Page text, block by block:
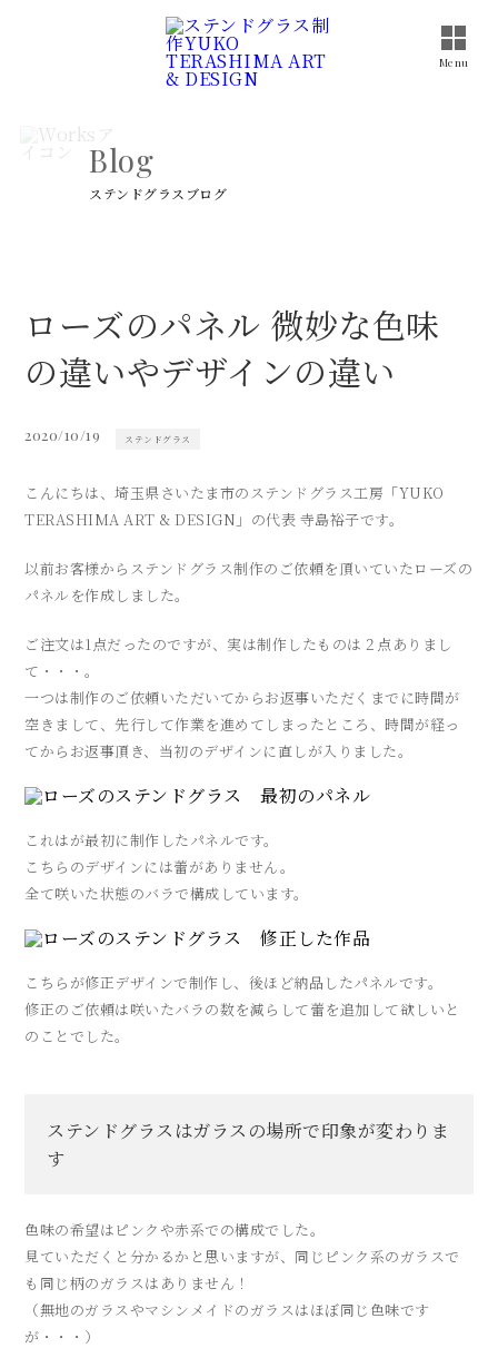
Menu
Blog
ステンドグラスブログ
ローズのパネル 微妙な色味
の違いやデザインの違い
2020/10/19 ステンドグラス
こんにちは、埼玉県さいたま市のステンドグラス工房「YUKO
TERASHIMA ART & DESIGN」の代表 寺島裕子です。
以前お客様からステンドグラス制作のご依頼を頂いていたローズの
パネルを作成しました。
ご注文は1点だったのですが、実は制作したものは２点ありまし
て・・・。
一つは制作のご依頼いただいてからお返事いただくまでに時間が
空きまして、先行して作業を進めてしまったところ、時間が経っ
てからお返事頂き、当初のデザインに直しが入りました。
これはが最初に制作したパネルです。
こちらのデザインには蕾がありません。
全て咲いた状態のバラで構成しています。
こちらが修正デザインで制作し、後ほど納品したパネルです。
修正のご依頼は咲いたバラの数を減らして蕾を追加して欲しいと
のことでした。
ステンドグラスはガラスの場所で印象が変わりま
す
色味の希望はピンクや赤系での構成でした。
見ていただくと分かるかと思いますが、同じピンク系のガラスで
も同じ柄のガラスはありません！
（無地のガラスやマシンメイドのガラスはほぼ同じ色味です
が・・・）